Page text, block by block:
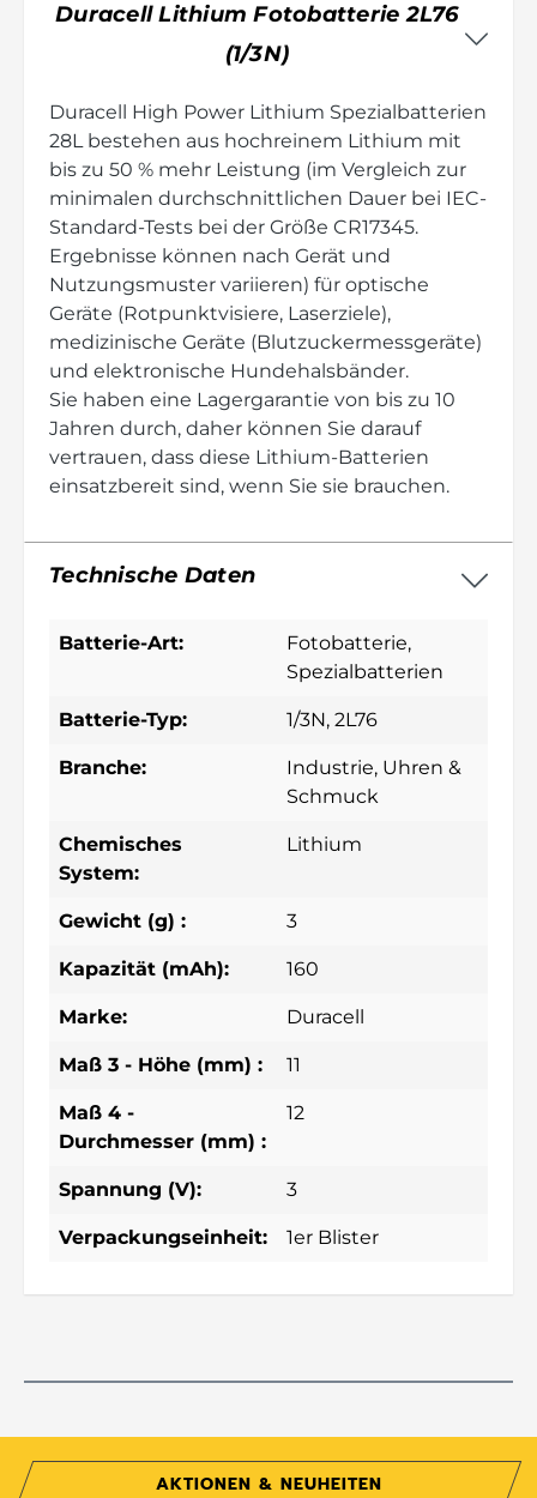
Duracell Lithium Fotobatterie 2L76
(1/3N)
Duracell High Power Lithium Spezialbatterien
28L bestehen aus hochreinem Lithium mit
bis zu 50 % mehr Leistung (im Vergleich zur
minimalen durchschnittlichen Dauer bei IEC-
Standard-Tests bei der Größe CR17345.
Ergebnisse können nach Gerät und
Nutzungsmuster variieren) für optische
Geräte (Rotpunktvisiere, Laserziele),
medizinische Geräte (Blutzuckermessgeräte)
und elektronische Hundehalsbänder.
Sie haben eine Lagergarantie von bis zu 10
Jahren durch, daher können Sie darauf
vertrauen, dass diese Lithium-Batterien
einsatzbereit sind, wenn Sie sie brauchen.
Technische Daten
Batterie-Art: Fotobatterie,
Spezialbatterien
Batterie-Typ: 1/3N, 2L76
Branche: Industrie, Uhren &
Schmuck
Chemisches
System:
Lithium
Gewicht (g) : 3
Kapazität (mAh): 160
Marke: Duracell
Maß 3 - Höhe (mm) : 11
Maß 4 -
Durchmesser (mm) :
12
Spannung (V): 3
Verpackungseinheit: 1er Blister
AKTIONEN & NEUHEITEN